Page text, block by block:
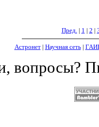
Пред. | 1 | 2 |
Астронет| Научная сеть|
вопросы?